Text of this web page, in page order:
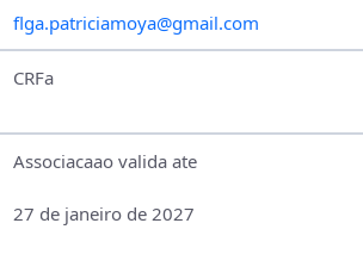
flga.patriciamoya@gmail.com
CRFa
Associacaao valida ate
27 de janeiro de 2027